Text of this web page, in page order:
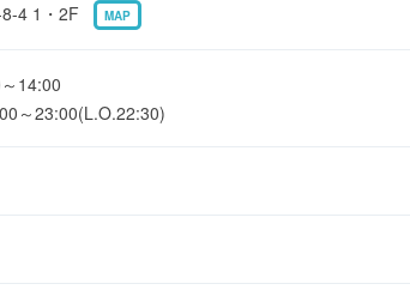
4 1・2F
MAP
14:00
～23:00(L.O.22:30)